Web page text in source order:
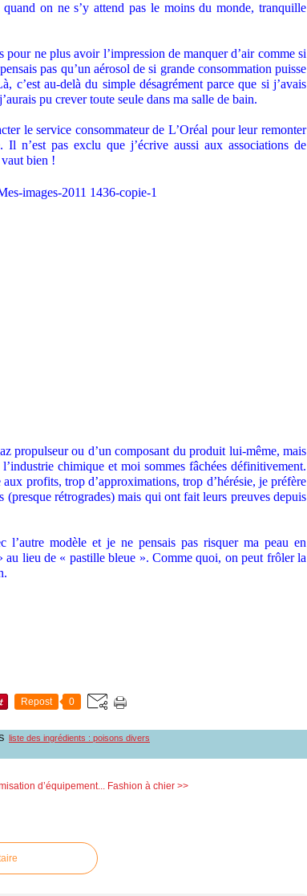
quand on ne s’y attend pas le moins du monde, tranquille
pour ne plus avoir l’impression de manquer d’air comme si
pas qu’un aérosol de si grande consommation puisse
c’est au-delà du simple désagrément parce que si j’avais
pu crever toute seule dans ma salle de bain.
le service consommateur de L’Oréal pour leur remonter
Il n’est pas exclu que j’écrive aussi aux associations de
bien !
propulseur ou d’un composant du produit lui-même, mais
chimique et moi sommes fâchées définitivement.
profits, trop d’approximations, trop d’hérésie, je préfère
(presque rétrogrades) mais qui ont fait leurs preuves depuis
l’autre modèle et je ne pensais pas risquer ma peau en
au lieu de « pastille bleue ». Comme quoi, on peut frôler la
Repost 0
liste des ingrédients : poisons divers
d’équipement... Fashion à chier >>